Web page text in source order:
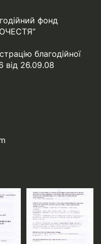
фонд
благодійної
від 26.09.08